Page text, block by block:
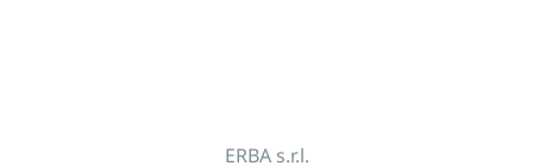
ERBA s.r.l.